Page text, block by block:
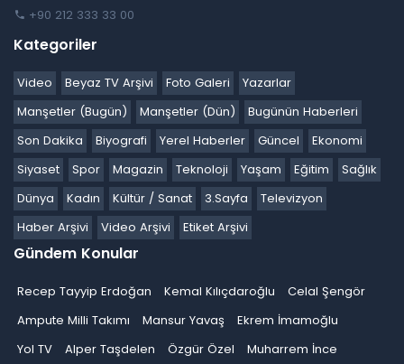
+90 212 333 33 00
Kategoriler
Video Beyaz TV Arşivi Foto Galeri
Yazarlar
Manşetler (Bugün)
Manşetler (Dün)
Bugünün Haberleri
Son Dakika
Biyografi Yerel Haberler Güncel
Ekonomi
Siyaset
Spor Magazin Teknoloji Yaşam Eğitim
Sağlık
Dünya
Kadın Kültür / Sanat 3.Sayfa
Televizyon
Haber Arşivi
Video Arşivi Etiket Arşivi
Gündem Konular
Recep Tayyip Erdoğan Kemal Kılıçdaroğlu
Celal Şengör
Ampute Milli Takımı
Mansur Yavaş
Ekrem İmamoğlu
Yol TV
Alper Taşdelen Özgür Özel
Muharrem İnce